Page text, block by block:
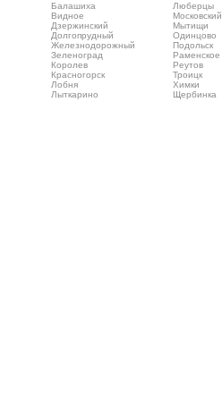
Балашиха
Виднoe
Дзержинский
Долгопрудный
Железнодорожный
Зеленоград
Королев
Красногорск
Лобня
Лыткарино
Люберцы
Московский
Мытищи
Одинцово
Подольск
Раменское
Реутов
Троицк
Химки
Щербинка